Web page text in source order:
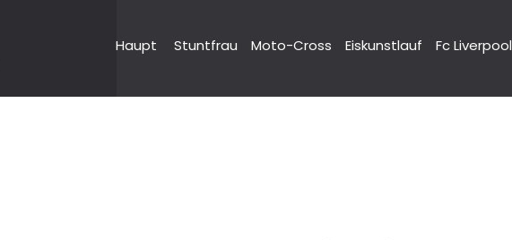
Haupt Stuntfrau Moto-Cross Eiskunstlauf Fc Liverpool